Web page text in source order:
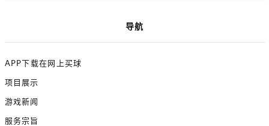
导航
APP下载在网上买球
项目展示
游戏新闻
服务宗旨